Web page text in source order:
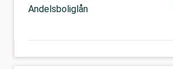
Andelsboliglån